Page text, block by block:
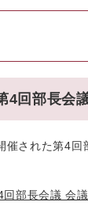
4回部長会
催された第4回
部長会議 会